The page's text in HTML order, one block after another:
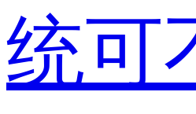
统可